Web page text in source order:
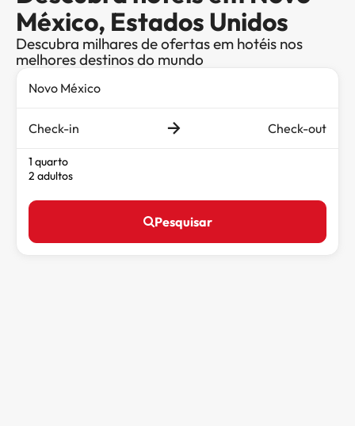
México, Estados Unidos
Descubra milhares de ofertas em hotéis nos
melhores destinos do mundo
Check-in Check-out
1 quarto
2 adultos
Pesquisar